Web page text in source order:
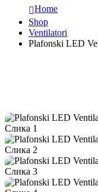
Home
Shop
Ventilatori
Plafonski LED